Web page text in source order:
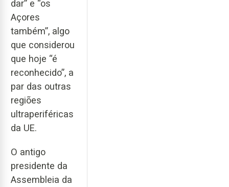
dar” e “os
Açores
também”, algo
que considerou
que hoje “é
reconhecido”, a
par das outras
regiões
ultraperiféricas
da UE.
O antigo
presidente da
Assembleia da